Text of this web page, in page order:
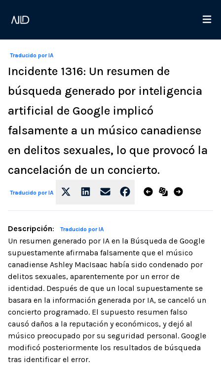
Traducido por IA
Incidente 1316: Un resumen de
búsqueda generado por inteligencia
artificial de Google implicó
falsamente a un músico canadiense
en delitos sexuales, lo que provocó la
cancelación de un concierto.
Traducido por IA
Descripción: Traducido por IA
Un resumen generado por IA en la Búsqueda de Google
supuestamente afirmaba falsamente que el músico
canadiense Ashley MacIsaac había sido condenado por
delitos sexuales, aparentemente por un error de
identidad. Después de que un local supuestamente se
basara en la información generada por IA, se canceló un
concierto programado. El supuesto resumen falso
causó daños a la reputación y económicos, y dejó al
músico preocupado por su seguridad personal. Google
modificó posteriormente los resultados de búsqueda
tras identificar el error.